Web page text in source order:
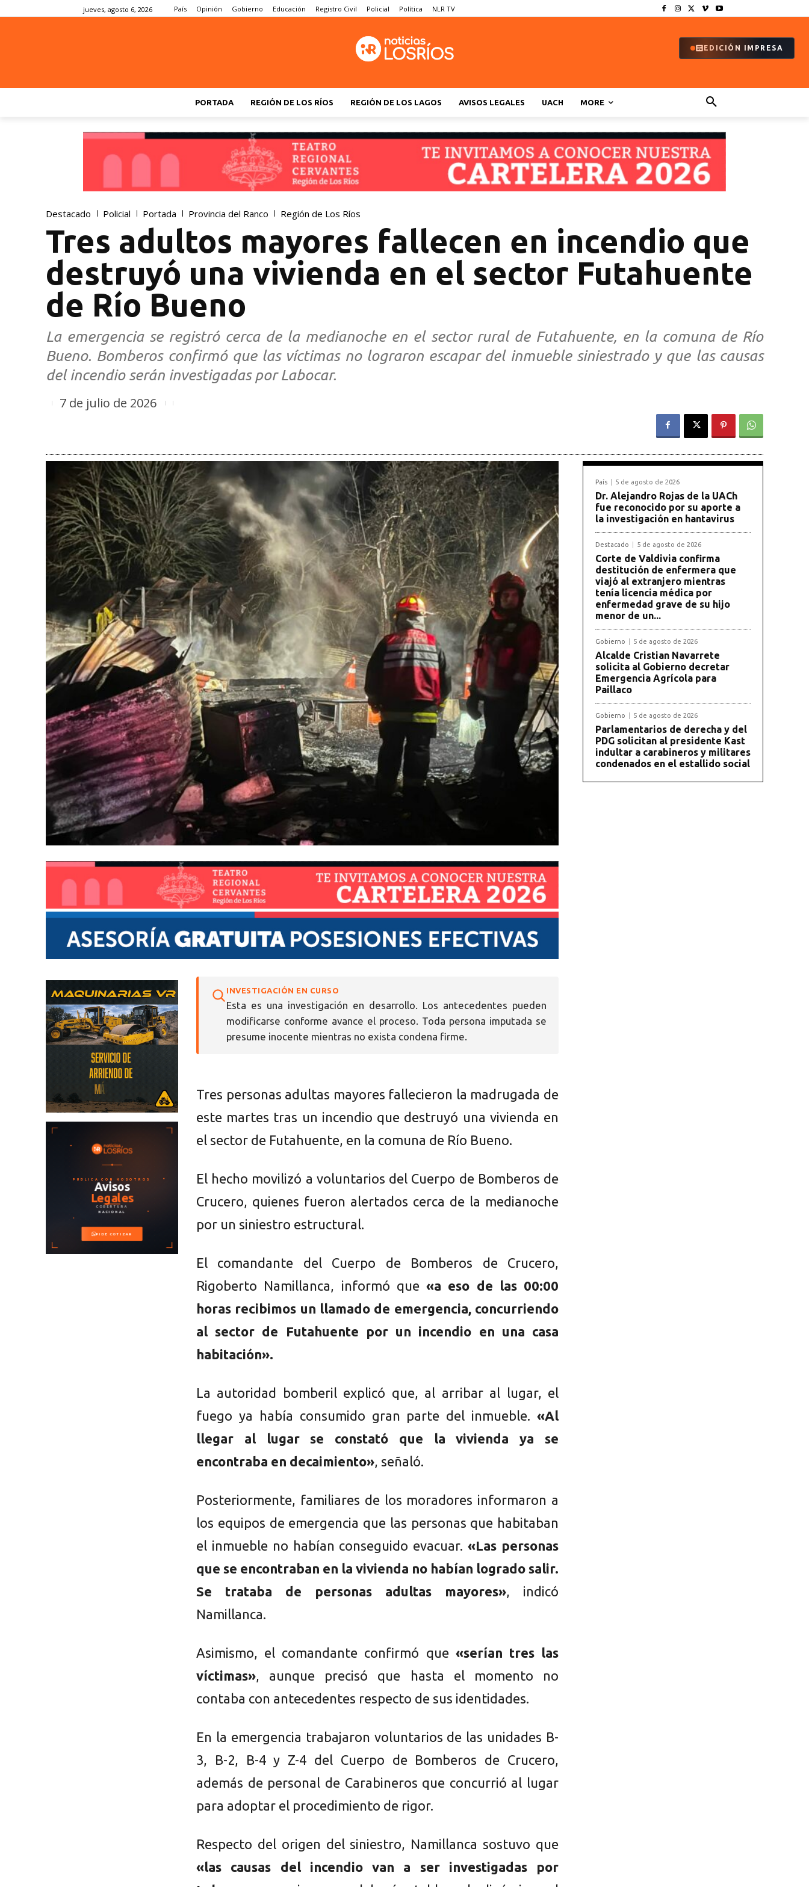
jueves, agosto 6, 2026 País Opinión Gobierno Educación Registro Civil Policial Política NLR TV
EDICIÓN IMPRESA
PORTADA REGIÓN DE LOS RÍOS REGIÓN DE LOS LAGOS AVISOS LEGALES UACH MORE
Destacado Policial Portada Provincia del Ranco Región de Los Ríos
Tres adultos mayores fallecen en incendio que
destruyó una vivienda en el sector Futahuente
de Río Bueno
La emergencia se registró cerca de la medianoche en el sector rural de Futahuente, en la comuna de Río
Bueno. Bomberos confirmó que las víctimas no lograron escapar del inmueble siniestrado y que las causas
del incendio serán investigadas por Labocar.
7 de julio de 2026
INVESTIGACIÓN EN CURSO
Esta es una investigación en desarrollo. Los antecedentes pueden
modificarse conforme avance el proceso. Toda persona imputada se
presume inocente mientras no exista condena firme.
Tres personas adultas mayores fallecieron la madrugada de
este martes tras un incendio que destruyó una vivienda en
el sector de Futahuente, en la comuna de Río Bueno.
El hecho movilizó a voluntarios del Cuerpo de Bomberos de
Crucero, quienes fueron alertados cerca de la medianoche
por un siniestro estructural.
El comandante del Cuerpo de Bomberos de Crucero,
Rigoberto Namillanca, informó que «a eso de las 00:00
horas recibimos un llamado de emergencia, concurriendo
al sector de Futahuente por un incendio en una casa
habitación».
La autoridad bomberil explicó que, al arribar al lugar, el
fuego ya había consumido gran parte del inmueble. «Al
llegar al lugar se constató que la vivienda ya se
encontraba en decaimiento», señaló.
Posteriormente, familiares de los moradores informaron a
los equipos de emergencia que las personas que habitaban
el inmueble no habían conseguido evacuar.«Las personas
que se encontraban en la vivienda no habían logrado salir.
Se trataba de personas adultas mayores», indicó
Namillanca.
Asimismo, el comandante confirmó que «serían tres las
víctimas», aunque precisó que hasta el momento no
contaba con antecedentes respecto de sus identidades.
En la emergencia trabajaron voluntarios de las unidades B-
3, B-2, B-4 y Z-4 del Cuerpo de Bomberos de Crucero,
además de personal de Carabineros que concurrió al lugar
para adoptar el procedimiento de rigor.
Respecto del origen del siniestro, Namillanca sostuvo que
«las causas del incendio van a ser investigadas por
País 5 de agosto de 2026
Dr. Alejandro Rojas de la UACh
fue reconocido por su aporte a
la investigación en hantavirus
Destacado 5 de agosto de 2026
Corte de Valdivia confirma
destitución de enfermera que
viajó al extranjero mientras
tenía licencia médica por
enfermedad grave de su hijo
menor de un...
Gobierno 5 de agosto de 2026
Alcalde Cristian Navarrete
solicita al Gobierno decretar
Emergencia Agrícola para
Paillaco
Gobierno 5 de agosto de 2026
Parlamentarios de derecha y del
PDG solicitan al presidente Kast
indultar a carabineros y militares
condenados en el estallido social